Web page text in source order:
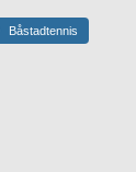
Båstadtennis